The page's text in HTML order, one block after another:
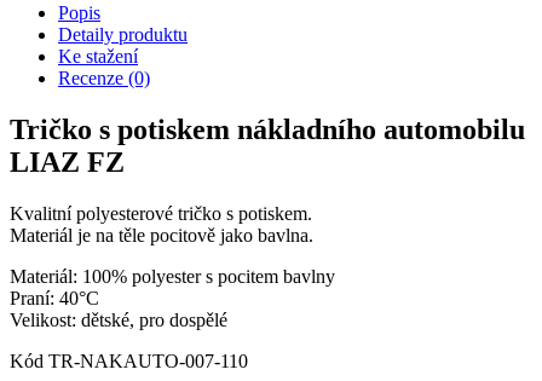
Popis
Detaily produktu
Ke stažení
Recenze (0)
Tričko s potiskem nákladního automobilu
LIAZ FZ
Kvalitní polyesterové tričko s potiskem.
Materiál je na těle pocitově jako bavlna.
Materiál: 100% polyester s pocitem bavlny
Praní: 40°C
Velikost: dětské, pro dospělé
Kód TR-NAKAUTO-007-110